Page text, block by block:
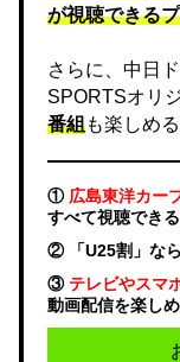
が視聴できる
さらに、中日
SPORTSオリ
番組も楽しめる
① 広島東洋カー
すべて視聴できる
② 「U25割」なら
③ テレビやスマ
動画配信を楽しめ